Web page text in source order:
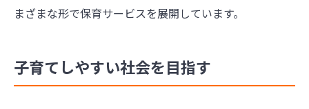
まざまな形で保育サービスを展開しています。
子育てしやすい社会を目指す